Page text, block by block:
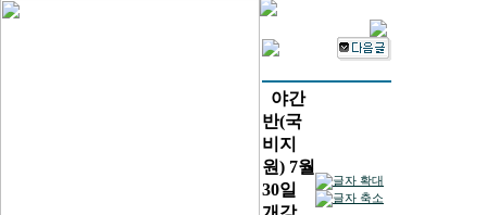
야간
반(국
비지
원) 7월
30일